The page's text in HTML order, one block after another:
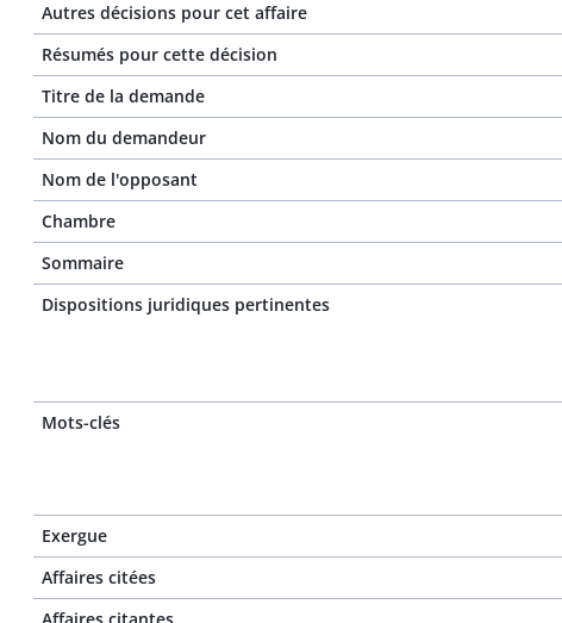
Autres décisions pour cet affaire
Résumés pour cette décision
Titre de la demande
Nom du demandeur
Nom de l'opposant
Chambre
Sommaire
Dispositions juridiques pertinentes
Mots-clés
Exergue
Affaires citées